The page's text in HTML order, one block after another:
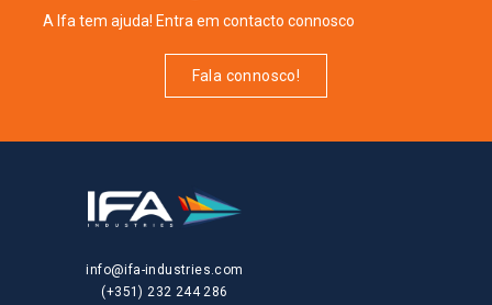
A Ifa tem ajuda! Entra em contacto connosco
Fala connosco!
info@ifa-industries.com
(+351) 232 244 286